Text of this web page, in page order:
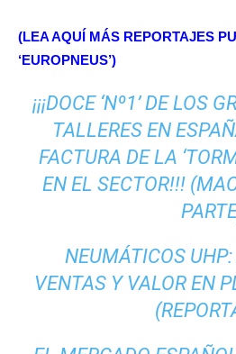
(LEA AQUÍ MÁS REPORTAJES
‘EUROPNEUS’)
¡¡¡DOCE ‘Nº1’ DE LOS
TALLERES EN
FACTURA DE LA
EN EL SECTOR!!!
NEUMÁTICOS
VENTAS Y VALOR EN